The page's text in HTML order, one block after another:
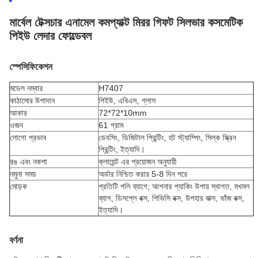
মার্বেল টেক্সচার এনামেল কমপ্যাক্ট মিরর গিফট সিলভার কসমেটিক
পিইউ লেদার ফোল্ডেবল
স্পেসিফিকেশন
মডেল নম্বার
H7407
কাঠামোর উপাদান
পিইউ, এবিএস, গ্লাস
আকার
72*72*10mm
ওজন
61 গ্রাম
লোগো প্রভাব
ডেবসিং, ডিজিটাল প্রিন্টিং, হট স্ট্যাম্পিং, সিল্ক স্ক্রিন
প্রিন্টিং, ইত্যাদি।
রঙ এবং নকশা
ক্লায়েন্ট এর প্রয়োজন অনুযায়ী
নমুনা সময়
অর্ডার নিশ্চিত করার 5-8 দিন পরে
মোড়ক
প্রতিটি পলি ব্যাগে; আপনার প্যাকিং উপায় স্বাগত, মখমল
ব্যাগ, ডিসপ্লে বক্স, পিভিসি বক্স, উপহার বাক্স, ভাঁজ বক্স,
ইত্যাদি।
বর্ণনা